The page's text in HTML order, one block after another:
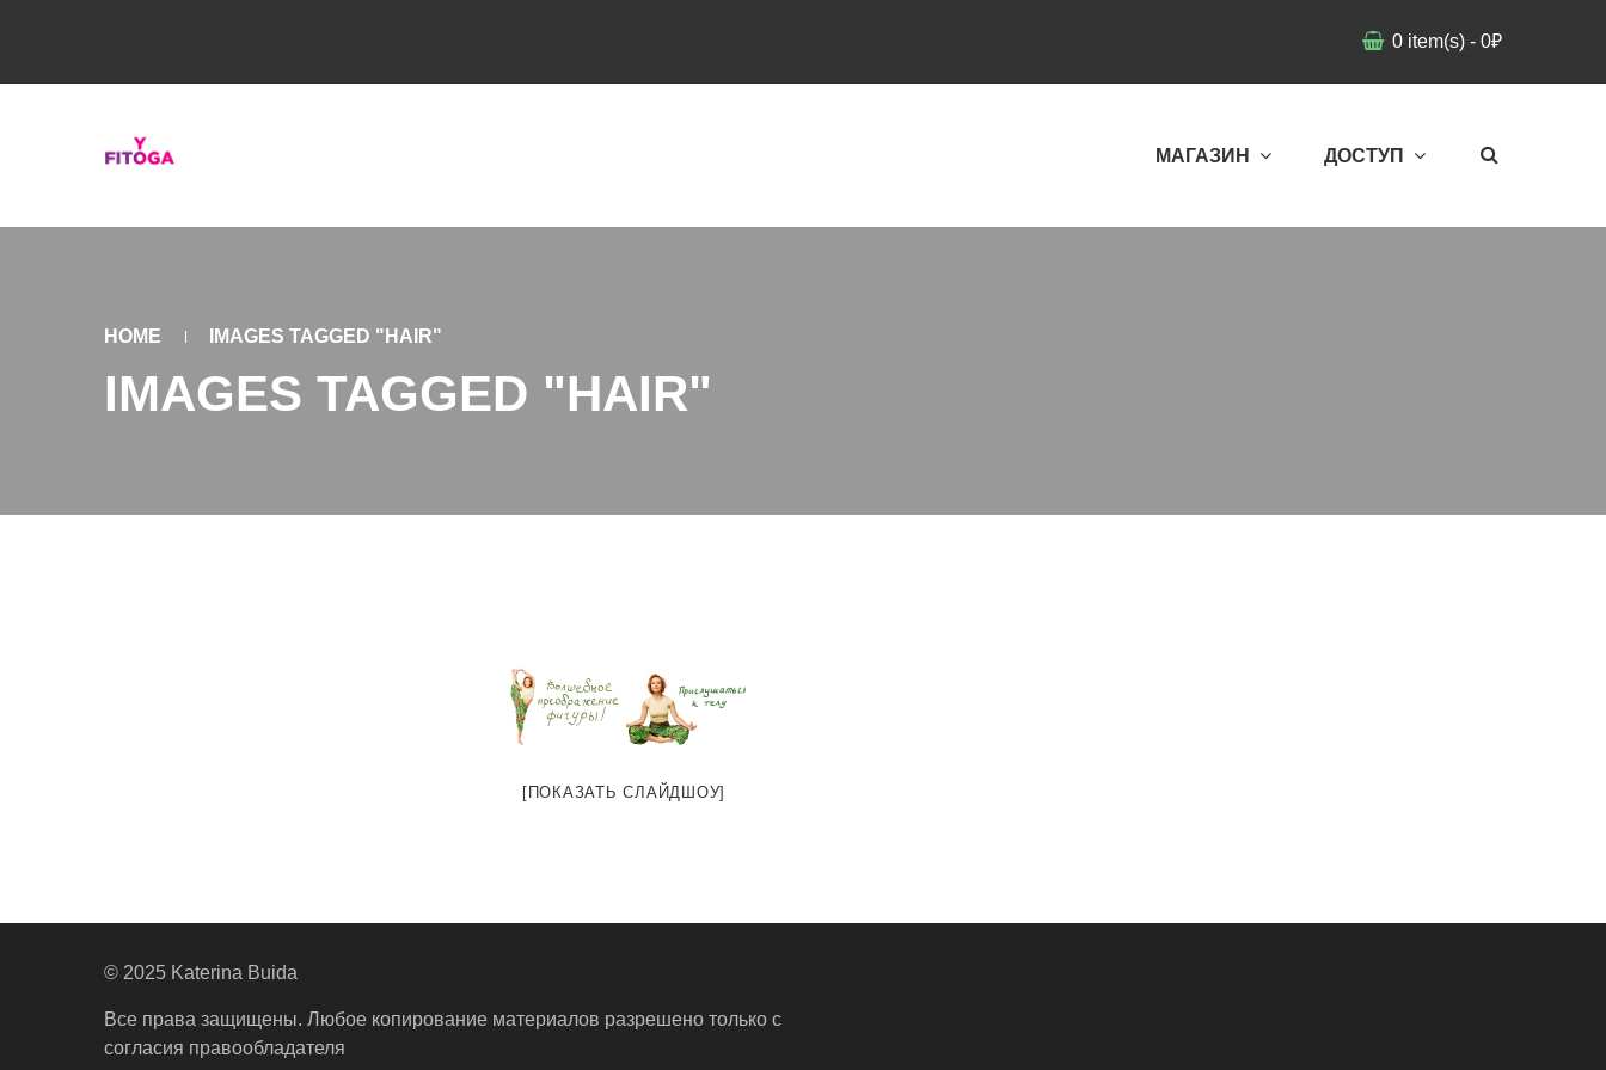
0 item(s) - 0₽
МАГАЗИН ДОСТУП
HOME IMAGES TAGGED "HAIR"
IMAGES TAGGED "HAIR"
[ПОКАЗАТЬ СЛАЙДШОУ]
© 2025 Katerina Buida
Все права защищены. Любое копирование материалов разрешено только с
согласия правообладателя